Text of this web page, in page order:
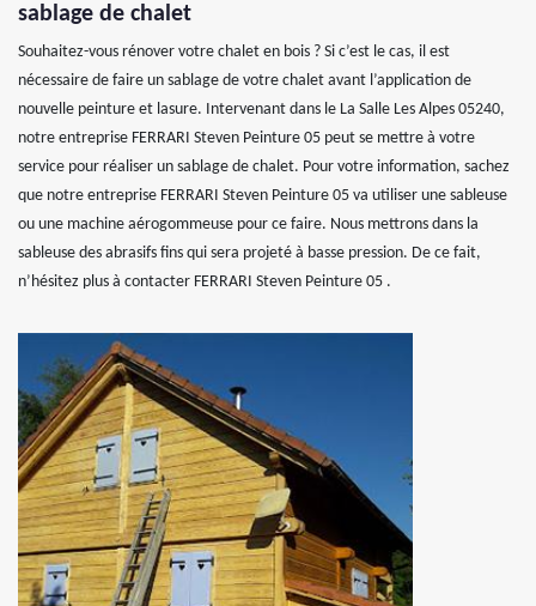
sablage de chalet
Souhaitez-vous rénover votre chalet en bois ? Si c’est le cas, il est
nécessaire de faire un sablage de votre chalet avant l’application de
nouvelle peinture et lasure. Intervenant dans le La Salle Les Alpes 05240,
notre entreprise FERRARI Steven Peinture 05 peut se mettre à votre
service pour réaliser un sablage de chalet. Pour votre information, sachez
que notre entreprise FERRARI Steven Peinture 05 va utiliser une sableuse
ou une machine aérogommeuse pour ce faire. Nous mettrons dans la
sableuse des abrasifs fins qui sera projeté à basse pression. De ce fait,
n’hésitez plus à contacter FERRARI Steven Peinture 05 .